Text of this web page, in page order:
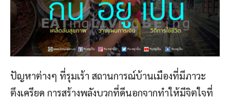
ปัญหาต่างๆ ที่รุมเร้า สถานการณ์บ้านเมืองที่มีภาวะ
ตึงเครียด การสร้างพลังบวกที่ดีนอกจากทำให้มีจิตใจที่